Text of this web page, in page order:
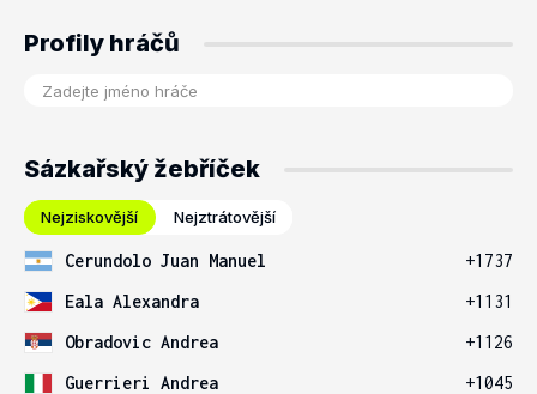
Profily hráčů
Sázkařský žebříček
Nejziskovější Nejztrátovější
Cerundolo Juan Manuel
+1737
Eala Alexandra
+1131
Obradovic Andrea
+1126
Guerrieri Andrea
+1045